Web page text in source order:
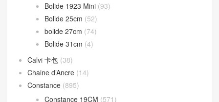
Bolide 1923 Mini (93)
Bolide 25cm (52)
bolide 27cm (74)
Bolide 31cm (4)
Calvi 卡包 (38)
Chaine d’Ancre (14)
Constance (895)
Constance 19CM (571)